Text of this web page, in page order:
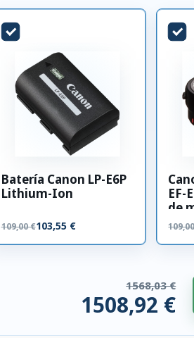
Batería Canon LP-E6P
Lithium-Ion
109,00 €103,55 €
EF-
de
1568,03 €
1508,92 €